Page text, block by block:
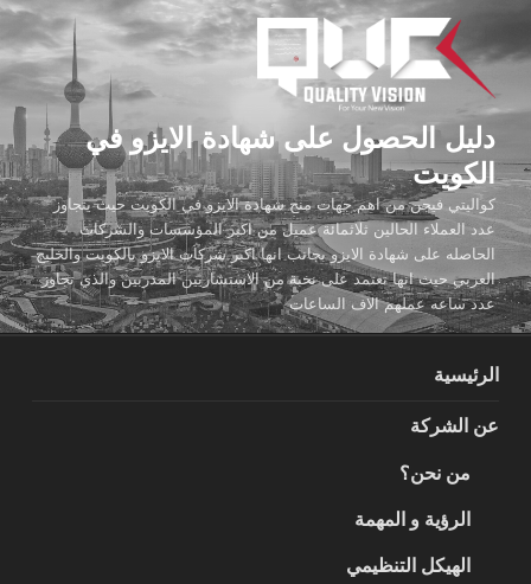
المحتوى
دليل الحصول على شهادة الايزو في
الكويت
كواليتي فيجن من اهم جهات منح شهادة الايزو في الكويت حيث يتجاوز
عدد العملاء الحالين ثلاثمائة عميل من اكبر المؤسسات والشركات
الحاصله على شهادة الايزو بجانب انها اكبر شركات الايزو بالكويت والخليج
العربي حيث انها تعتمد على نخبة من الاستشاريين المدربين والذي تجاوز
عدد ساعه عملهم الاف الساعات
الرئيسية
عن الشركة
من نحن؟
الرؤية و المهمة
الهيكل التنظيمي